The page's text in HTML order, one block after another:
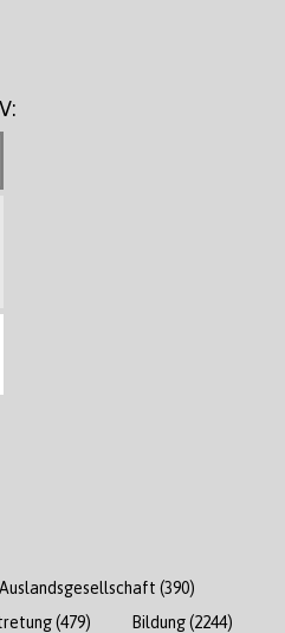
Auslandsgesellschaft (390)
(479) Bildung(2244)